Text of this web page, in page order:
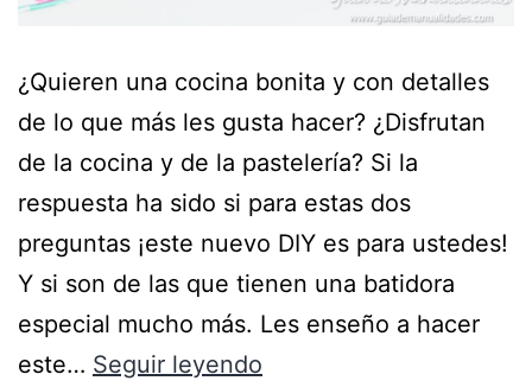
¿Quieren una cocina bonita y con detalles
de lo que más les gusta hacer? ¿Disfrutan
de la cocina y de la pastelería? Si la
respuesta ha sido si para estas dos
preguntas ¡este nuevo DIY es para ustedes!
Y si son de las que tienen una batidora
especial mucho más. Les enseño a hacer
este… Seguir leyendo